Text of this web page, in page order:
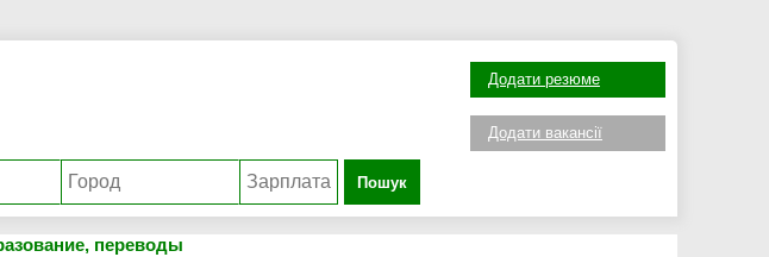
Пошук
Додати резюме
Додати вакансії
переводы